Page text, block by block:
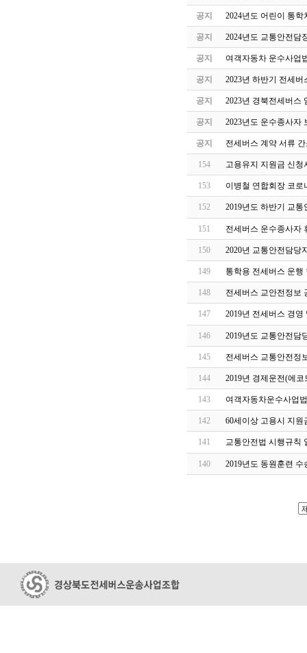
공지 2024년도 어린이 통
공지 2024년도 교통안전담
공지 여객자동차 운수사업
공지 2023년 하반기 전세
공지 2023년 경북전세버스
공지 2023년도 운수종사자
공지 전세버스 계약 서류
154 고용유지 지원금 신청
153 이병철 연합회장 코로
152 2019년도 하반기 교
151 전세버스 운수종사자
150 2020년 교통안전담당
149 통학용 전세버스 운행
148 전세버스 교안전정보
147 2019년 전세버스 경
146 2019년도 교통안전담
145 전세버스 교통안전정
144 2019년 경제운전(에
143 여객자동차운수사업
142 60세이상 고용시 지원
141 교통안전법 시행규칙
140 2019년도 동원훈련